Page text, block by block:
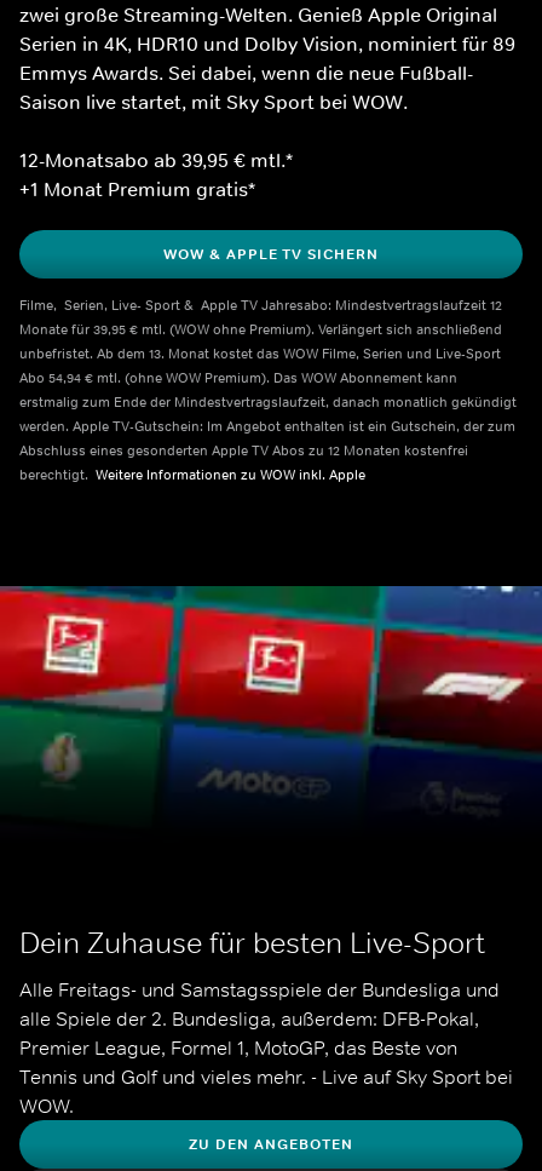
zwei große Streaming-Welten. Genieß Apple Original
Serien in 4K, HDR10 und Dolby Vision, nominiert für 89
Emmys Awards. Sei dabei, wenn die neue Fußball-
Saison live startet, mit Sky Sport bei WOW.
12-Monatsabo ab 39,95 € mtl.*
+1 Monat Premium gratis*
WOW & APPLE TV SICHERN
Filme,  Serien, Live- Sport &  Apple TV Jahresabo: Mindestvertragslaufzeit 12
Monate für 39,95 € mtl. (WOW ohne Premium). Verlängert sich anschließend
unbefristet. Ab dem 13. Monat kostet das WOW Filme, Serien und Live-Sport
Abo 54,94 € mtl. (ohne WOW Premium). Das WOW Abonnement kann
erstmalig zum Ende der Mindestvertragslaufzeit, danach monatlich gekündigt
werden. Apple TV-Gutschein: Im Angebot enthalten ist ein Gutschein, der zum
Abschluss eines gesonderten Apple TV Abos zu 12 Monaten kostenfrei
berechtigt. Weitere Informationen zu WOW inkl. Apple
Dein Zuhause für besten Live-Sport
Alle Freitags- und Samstagsspiele der Bundesliga und
alle Spiele der 2. Bundesliga, außerdem: DFB-Pokal,
Premier League, Formel 1, MotoGP, das Beste von
Tennis und Golf und vieles mehr. - Live auf Sky Sport bei
WOW.
ZU DEN ANGEBOTEN